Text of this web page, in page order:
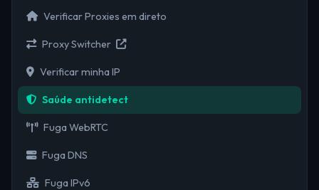
Verificar Proxies em direto
Proxy Switcher
Verificar minha IP
Saúde antidetect
Fuga WebRTC
Fuga DNS
Fuga IPv6